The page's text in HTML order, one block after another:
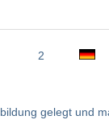
2
gelegt und